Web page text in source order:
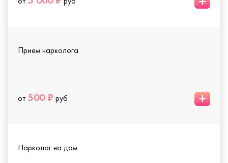
Прием нарколога
от 500 ₽ руб +
Нарколог на дом